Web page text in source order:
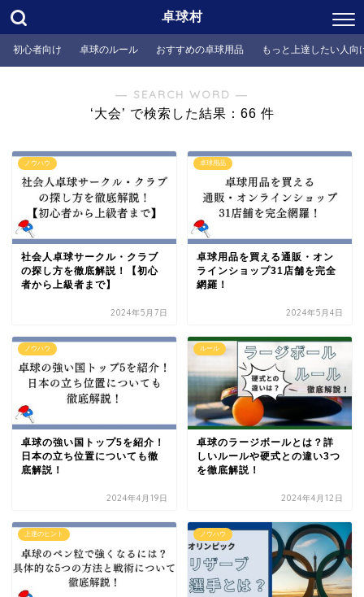
卓球村
初心者向け 卓球のルール おすすめの卓球用品 もっと上達したい人向
― SEARCH WORD ―
‘大会’ で検索した結果：66 件
ノウハウ
社会人卓球サークル・クラブ
の探し方を徹底解説！【初心
者から上級者まで】
2024年5月7日
卓球用品
卓球用品を買える通販・オン
ラインショップ31店舗を完全
網羅！
2024年5月4日
ノウハウ
卓球の強い国トップ5を紹介！
日本の立ち位置についても徹
底解説！
2024年4月19日
ルール
卓球のラージボールとは？詳
しいルールや硬式との違い3つ
を徹底解説！
2024年4月12日
上達のヒント ノウハウ